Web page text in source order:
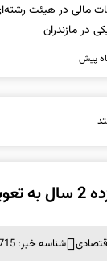
فدراسیون کبدی
شد
شناسه خبر: 72715